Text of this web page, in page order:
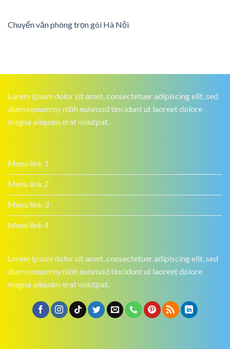
Chuyển văn phòng trọn gói Hà Nội
Lorem ipsum dolor sit amet, consectetuer adipiscing elit, sed
diam nonummy nibh euismod tincidunt ut laoreet dolore
magna aliquam erat volutpat.
Menu link 1
Menu link 2
Menu link 3
Menu link 4
Lorem ipsum dolor sit amet, consectetuer adipiscing elit, sed
diam nonummy nibh euismod tincidunt ut laoreet dolore
magna aliquam erat volutpat.